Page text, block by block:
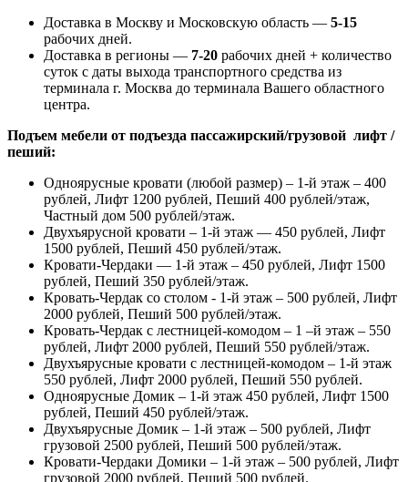
Доставка в Москву и Московскую область — 5-15
рабочих дней.
Доставка в регионы — 7-20 рабочих дней + количество
суток с даты выхода транспортного средства из
терминала г. Москва до терминала Вашего областного
центра.
Подъем мебели от подъезда пассажирский/грузовой лифт /
пеший:
Одноярусные кровати (любой размер) – 1-й этаж – 400
рублей, Лифт 1200 рублей, Пеший 400 рублей/этаж,
Частный дом 500 рублей/этаж.
Двухъярусной кровати – 1-й этаж — 450 рублей, Лифт
1500 рублей, Пеший 450 рублей/этаж.
Кровати-Чердаки — 1-й этаж – 450 рублей, Лифт 1500
рублей, Пеший 350 рублей/этаж.
Кровать-Чердак со столом - 1-й этаж – 500 рублей, Лифт
2000 рублей, Пеший 500 рублей/этаж.
Кровать-Чердак с лестницей-комодом – 1 –й этаж – 550
рублей, Лифт 2000 рублей, Пеший 550 рублей/этаж.
Двухъярусные кровати с лестницей-комодом – 1-й этаж
550 рублей, Лифт 2000 рублей, Пеший 550 рублей.
Одноярусные Домик – 1-й этаж 450 рублей, Лифт 1500
рублей, Пеший 450 рублей/этаж.
Двухъярусные Домик – 1-й этаж – 500 рублей, Лифт
грузовой 2500 рублей, Пеший 500 рублей/этаж.
Кровати-Чердаки Домики – 1-й этаж – 500 рублей, Лифт
грузовой 2000 рублей, Пеший 500 рублей.